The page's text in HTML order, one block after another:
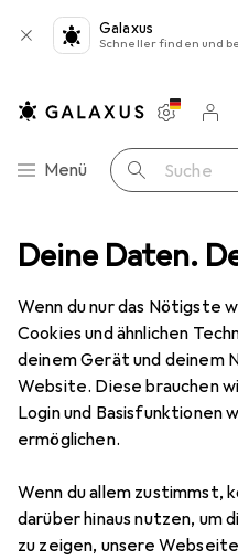
Deine Daten.
Wenn du nur das Nötigste
Cookies und ähnlichen
deinem Gerät und deinem
Website. Diese brauchen
Login und Basisfunktionen
ermöglichen.
Wenn du allem zustimmst,
darüber hinaus nutzen, um
zu zeigen, unsere
Galaxus
Schneller finden und
Navigation nach Kategorien
Menü Suche
Merklisten
Warenkorb
HellermannTyton
7
HellermannTyton
305 x47
Kunststoffkabelbinder,
Preis in EUR inkl. MwSt.
EUR
32,82